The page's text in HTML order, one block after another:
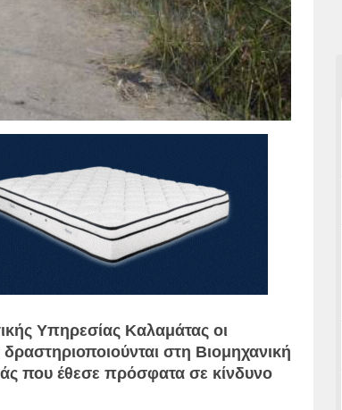
Υπηρεσίας Καλαμάτας οι
στη Βιομηχανική
που έθεσε πρόσφατα σε κίνδυνο